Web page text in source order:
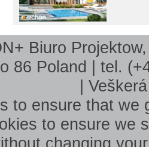
Biuro
86 Poland | tel.
|
to ensure that we
to ensure we
changing